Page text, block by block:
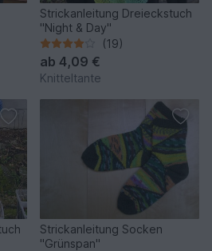
Strickanleitung Dreieckstuch
"Night & Day"
(19)
ab 4,09 €
Knitteltante
Strickanleitung Socken
"Grünspan"